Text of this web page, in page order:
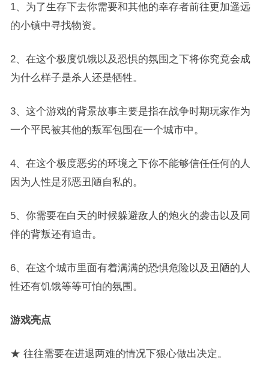
1、为了生存下去你需要和其他的幸存者前往更加遥远
的小镇中寻找物资。
2、在这个极度饥饿以及恐惧的氛围之下将你究竟会成
为什么样子是杀人还是牺牲。
3、这个游戏的背景故事主要是指在战争时期玩家作为
一个平民被其他的叛军包围在一个城市中。
4、在这个极度恶劣的环境之下你不能够信任任何的人
因为人性是邪恶丑陋自私的。
5、你需要在白天的时候躲避敌人的炮火的袭击以及同
伴的背叛还有追击。
6、在这个城市里面有着满满的恐惧危险以及丑陋的人
性还有饥饿等等可怕的氛围。
游戏亮点
★ 往往需要在进退两难的情况下狠心做出决定。